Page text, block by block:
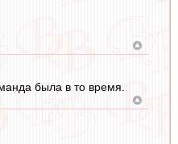
была в то время.